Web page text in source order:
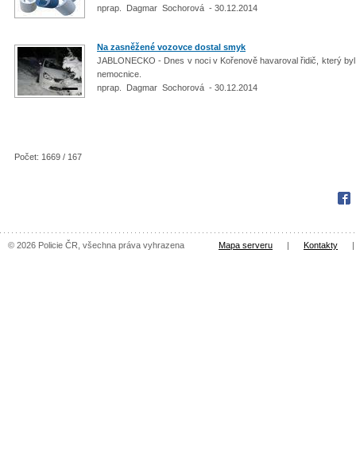
nprap. Dagmar Sochorová - 30.12.2014
Na zasněžené vozovce dostal smyk
JABLONECKO - Dnes v noci v Kořenově havaroval řidič, který
nemocnice.
nprap. Dagmar Sochorová - 30.12.2014
Počet: 1669 / 167
© 2026 Policie ČR, všechna práva vyhrazena Mapa serveru | Kontakty |